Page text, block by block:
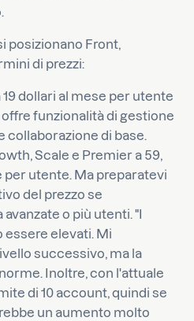
posizionano Front,
di prezzi:
19 dollari al mese per utente
funzionalità di gestione
collaborazione di base.
Scale e Premier a 59,
per utente. Ma preparatevi
del prezzo se
o più utenti. "I
essere elevati. Mi
successivo, ma la
Inoltre, con l'attuale
di 10 account, quindi se
un aumento molto